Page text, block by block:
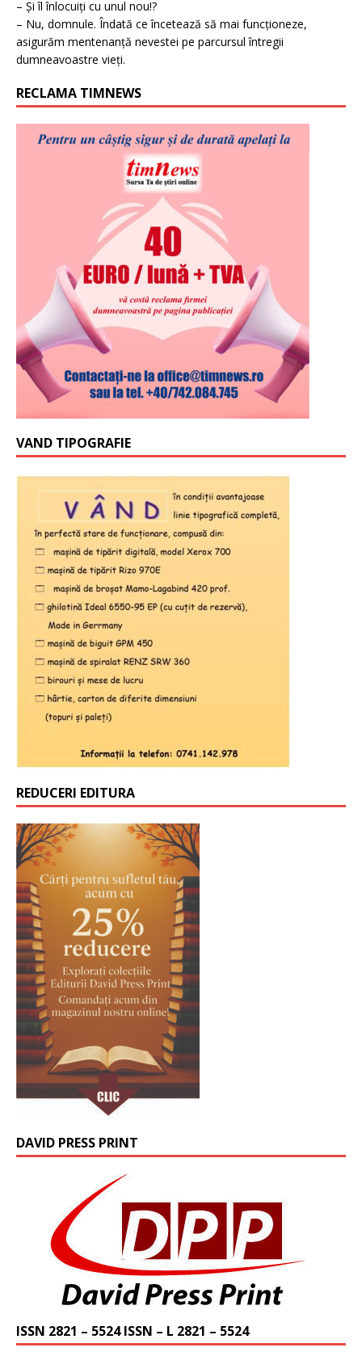
– Și îl înlocuiți cu unul nou!?
– Nu, domnule. Îndată ce încetează să mai funcționeze,
asigurăm mentenanță nevestei pe parcursul întregii
dumneavoastre vieți.
RECLAMA TIMNEWS
VAND TIPOGRAFIE
REDUCERI EDITURA
DAVID PRESS PRINT
ISSN 2821 – 5524 ISSN – L 2821 – 5524